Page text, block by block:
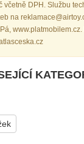
včetně DPH. Službu
na
www.platmobilem.cz.